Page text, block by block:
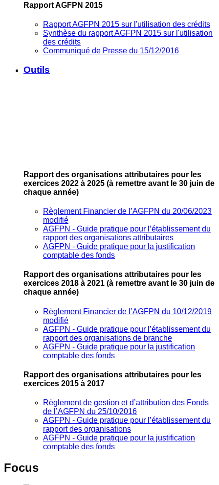
Rapport AGFPN 2015
Rapport AGFPN 2015 sur l'utilisation des crédits
Synthèse du rapport AGFPN 2015 sur l'utilisation
des crédits
Communiqué de Presse du 15/12/2016
Outils
Rapport des organisations attributaires pour les
exercices 2022 à 2025 (à remettre avant le 30 juin de
chaque année)
Règlement Financier de l’AGFPN du 20/06/2023
modifié
AGFPN ‐ Guide pratique pour l’établissement du
rapport des organisations attributaires
AGFPN ‐ Guide pratique pour la justification
comptable des fonds
Rapport des organisations attributaires pour les
exercices 2018 à 2021 (à remettre avant le 30 juin de
chaque année)
Règlement Financier de l’AGFPN du 10/12/2019
modifié
AGFPN ‐ Guide pratique pour l’établissement du
rapport des organisations de branche
AGFPN ‐ Guide pratique pour la justification
comptable des fonds
Rapport des organisations attributaires pour les
exercices 2015 à 2017
Règlement de gestion et d’attribution des Fonds
de l’AGFPN du 25/10/2016
AGFPN ‐ Guide pratique pour l’établissement du
rapport des organisations
AGFPN ‐ Guide pratique pour la justification
comptable des fonds
Focus